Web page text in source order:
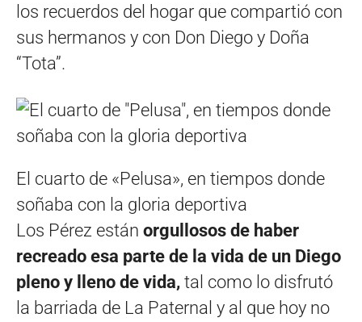
los recuerdos del hogar que compartió con
sus hermanos y con Don Diego y Doña
“Tota”.
El cuarto de «Pelusa», en tiempos donde
soñaba con la gloria deportiva
Los Pérez están orgullosos de haber
recreado esa parte de la vida de un Diego
pleno y lleno de vida, tal como lo disfrutó
la barriada de La Paternal y al que hoy no